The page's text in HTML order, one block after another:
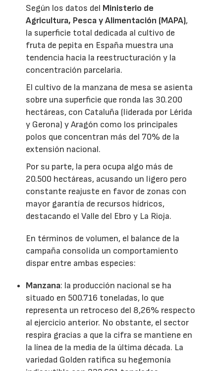
Según los datos del Ministerio de
Agricultura, Pesca y Alimentación (MAPA),
la superficie total dedicada al cultivo de
fruta de pepita en España muestra una
tendencia hacia la reestructuración y la
concentración parcelaria.
El cultivo de la manzana de mesa se asienta
sobre una superficie que ronda las 30.200
hectáreas, con Cataluña (liderada por Lérida
y Gerona) y Aragón como los principales
polos que concentran más del 70% de la
extensión nacional.
Por su parte, la pera ocupa algo más de
20.500 hectáreas, acusando un ligero pero
constante reajuste en favor de zonas con
mayor garantía de recursos hídricos,
destacando el Valle del Ebro y La Rioja.
En términos de volumen, el balance de la
campaña consolida un comportamiento
dispar entre ambas especies:
Manzana: la producción nacional se ha
situado en 500.716 toneladas, lo que
representa un retroceso del 8,26% respecto
al ejercicio anterior. No obstante, el sector
respira gracias a que la cifra se mantiene en
la línea de la media de la última década. La
variedad Golden ratifica su hegemonía